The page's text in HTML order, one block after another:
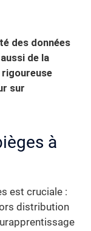
des données
de la
rigoureuse
sur
à
est cruciale :
distribution